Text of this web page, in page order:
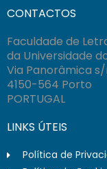
CONTACTOS
Faculdade de
da Universidade
Via Panorâmica
4150-564 Porto
PORTUGAL
LINKS ÚTEIS
Política de